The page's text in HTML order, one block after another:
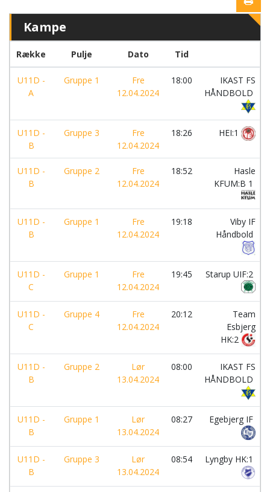
Kampe
Række Pulje Dato Tid
U11D -
A
Gruppe 1
Fre
12.04.2024
18:00
IKAST FS
HÅNDBOLD
U11D -
B
Gruppe 3
Fre
12.04.2024
18:26 HEI:1
U11D -
B
Gruppe 2
Fre
12.04.2024
18:52
Hasle
KFUM:B 1
U11D -
B
Gruppe 1
Fre
12.04.2024
19:18
Viby IF
Håndbold
U11D -
C
Gruppe 1
Fre
12.04.2024
19:45 Starup UIF:2
U11D -
C
Gruppe 4
Fre
12.04.2024
20:12
Team
Esbjerg
HK:2
U11D -
B
Gruppe 2
Lør
13.04.2024
08:00
IKAST FS
HÅNDBOLD
U11D -
B
Gruppe 1
Lør
13.04.2024
08:27 Egebjerg IF
U11D -
B
Gruppe 3
Lør
13.04.2024
08:54 Lyngby HK:1